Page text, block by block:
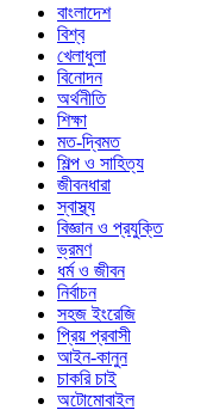
বাংলাদেশ
বিশ্ব
খেলাধুলা
বিনোদন
অর্থনীতি
শিক্ষা
মত-দ্বিমত
শিল্প ও সাহিত্য
জীবনধারা
স্বাস্থ্য
বিজ্ঞান ও প্রযুক্তি
ভ্রমণ
ধর্ম ও জীবন
নির্বাচন
সহজ ইংরেজি
প্রিয় প্রবাসী
আইন-কানুন
চাকরি চাই
অটোমোবাইল